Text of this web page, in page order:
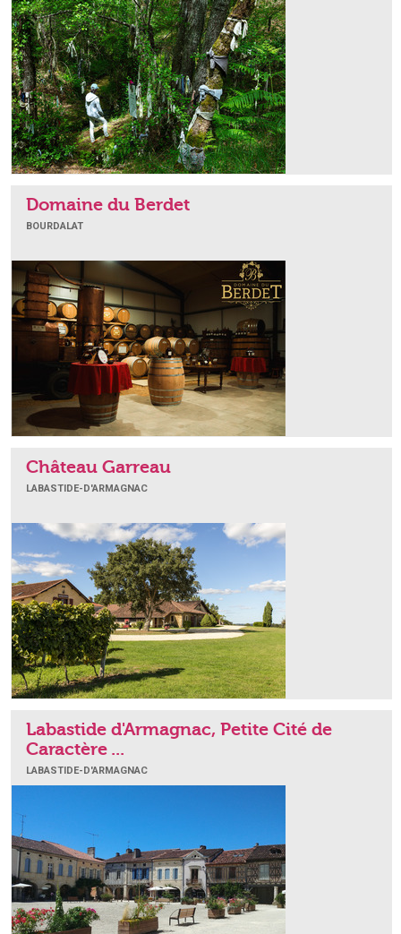
Domaine du Berdet
BOURDALAT
Château Garreau
LABASTIDE-D'ARMAGNAC
Labastide d'Armagnac, Petite Cité de
Caractère ...
LABASTIDE-D'ARMAGNAC